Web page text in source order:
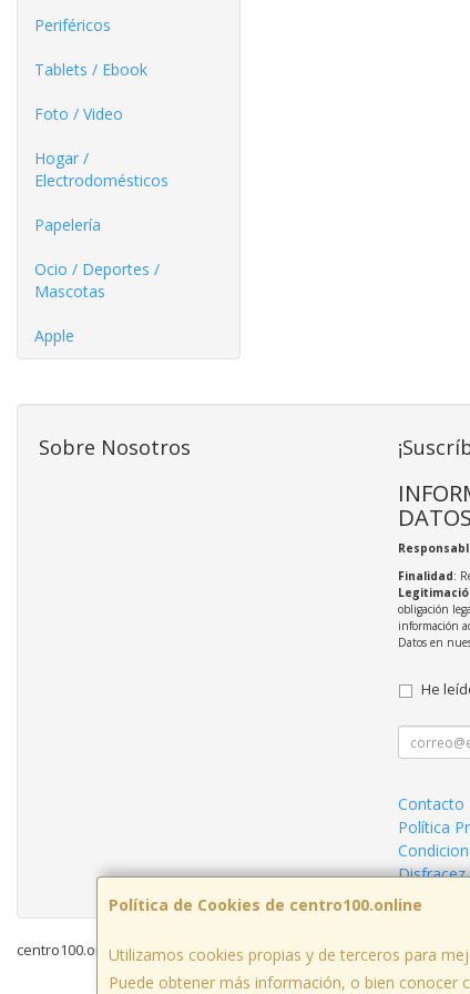
Periféricos
Tablets / Ebook
Foto / Video
Hogar /
Electrodomésticos
Papelería
Ocio / Deportes /
Mascotas
Apple
Política de Cookies de centro100.online
Utilizamos cookies propias y de terceros para
Puede obtener más información, o bien conocer
Sobre Nosotros
DATOS
Finalidad:
obligación
información
Datos en
He
Contacto
Política
Disfracez
centro100.online © 2026